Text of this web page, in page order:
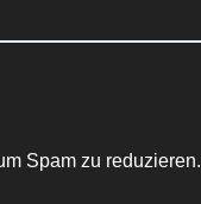
Spam zu reduzieren.